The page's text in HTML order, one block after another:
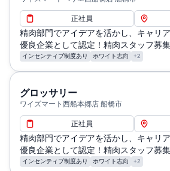
給与・残業に関する補足: 年間賞与回
業時間分は全額支給、年収幅：サブ
／チーフ:400万～700万円 ※評価に
通勤・住居に関する補足: 交通費：会
正社員
精肉部門でアイデアを活かし、キャリ
優良企業として認定！精肉スタッフ募集
インセンティブ制度あり ホワイト志向 +2
グロッサリー
ワイズマート西船本郷店 船橋市
正社員
精肉部門でアイデアを活かし、キャリ
優良企業として認定！精肉スタッフ募集
インセンティブ制度あり ホワイト志向 +2